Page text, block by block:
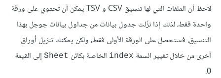
لاحظ أن الملفات التي لها تنسيق CSV و TSV يمكن أن تحتوي على ورقة
واحدة فقط، لذلك إذا نزّلت جدول بيانات من جداول بيانات جوجل بهذا
التنسيق، فستحصل على الورقة الأولى فقط، ولكن يمكنك تنزيل أوراق
أخرى من خلال تغيير السمة index الخاصة بكائن Sheet إلى القيمة
0.